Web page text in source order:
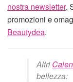
nostra newsletter.
promozioni e
Beautydea.
Altri
bellezza: